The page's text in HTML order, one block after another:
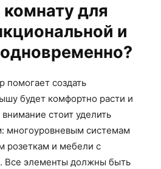
для
и
помогает создать
будет комфортно расти и
стоит уделить
многоуровневым системам
розеткам и мебели с
Все элементы должны быть